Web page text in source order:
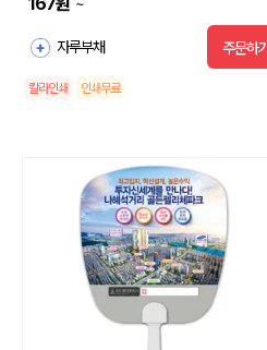
자루부채 주문하기
칼라인쇄 인쇄무료